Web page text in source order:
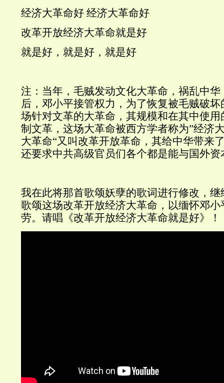
经济大革命好 经济大革命好
改革开放经济大革命就是好
就是好，就是好，就是好
注：当年，毛贼发动文化大革命，祸乱中
后，邓小平接管权力，为了恢复被毛贼破
场针对文革的大革命，其规模和在其中使
制文革，这场大革命被西方学者称为”经济
大革命“又叫改革开放革命，其给中华带来
还要求中共高级官员们各个都是能与国外
我在此将那首歌颂妖孽的歌词进行修改，
歌颂这场改革开放经济大革命，以缅怀邓
劳。请唱《改革开放经济大革命就是好》！